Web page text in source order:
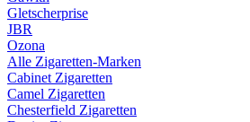
Gletscherprise
JBR
Ozona
Alle Zigaretten-Marken
Cabinet Zigaretten
Camel Zigaretten
Chesterfield Zigaretten